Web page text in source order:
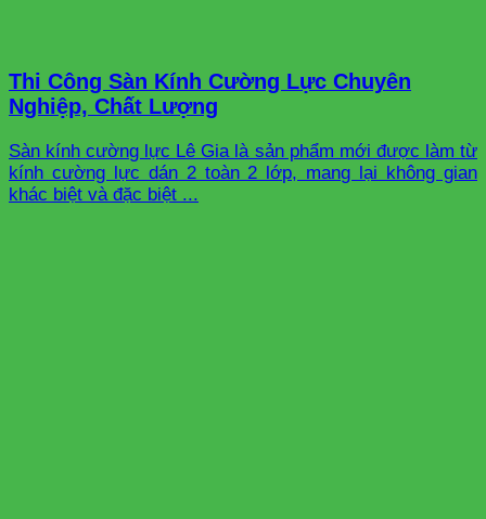
Thi Công Sàn Kính Cường Lực Chuyên
Nghiệp, Chất Lượng
Sàn kính cường lực Lê Gia là sản phẩm mới được làm từ
kính cường lực dán 2 toàn 2 lớp, mang lại không gian
khác biệt và đặc biệt ...